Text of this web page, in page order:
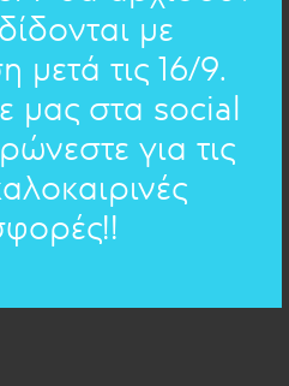
ΜΕΓΕΘΟΣ
με
μετά τις 16/9.
μας στα social
για τις